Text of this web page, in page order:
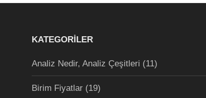
KATEGORILER
Analiz Nedir, Analiz Çeşitleri (11)
Birim Fiyatlar (19)